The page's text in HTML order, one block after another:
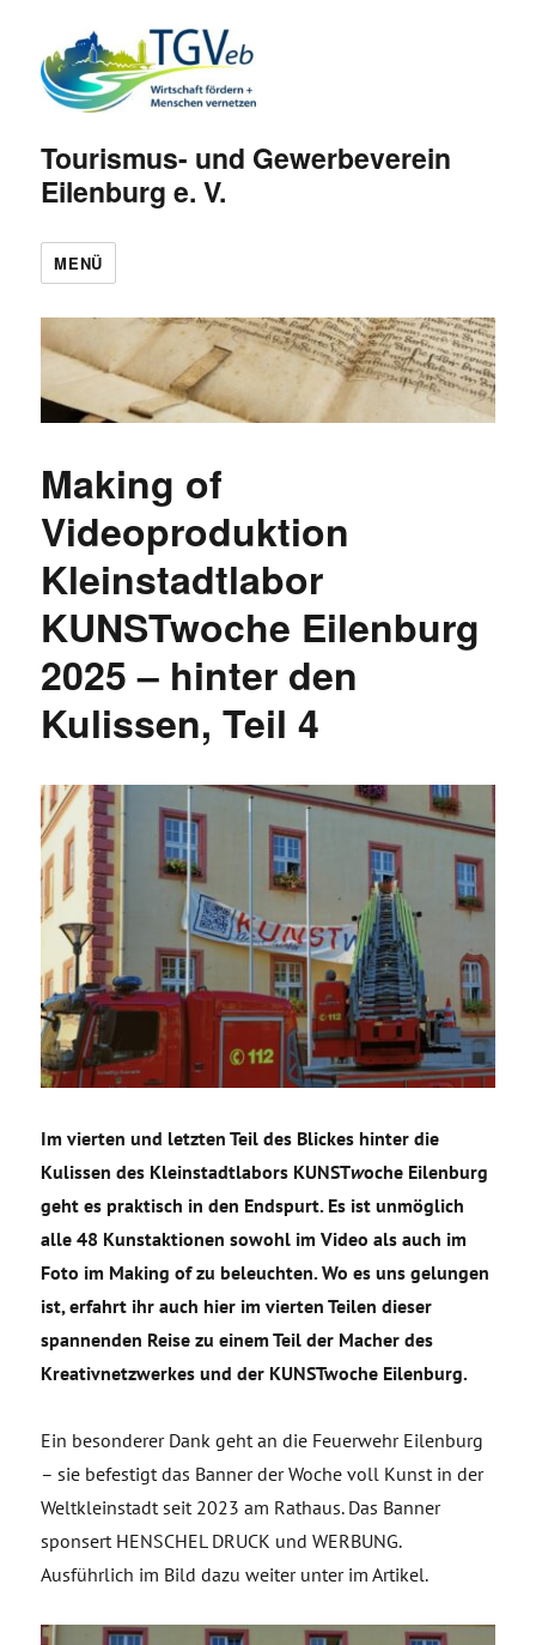
Tourismus- und Gewerbeverein
Eilenburg e. V.
MENÜ
Making of
Videoproduktion
Kleinstadtlabor
KUNSTwoche Eilenburg
2025 – hinter den
Kulissen, Teil 4
Im vierten und letzten Teil des Blickes hinter die
Kulissen des Kleinstadtlabors KUNSTwoche Eilenburg
geht es praktisch in den Endspurt. Es ist unmöglich
alle 48 Kunstaktionen sowohl im Video als auch im
Foto im Making of zu beleuchten. Wo es uns gelungen
ist, erfahrt ihr auch hier im vierten Teilen dieser
spannenden Reise zu einem Teil der Macher des
Kreativnetzwerkes und der KUNSTwoche Eilenburg.
Ein besonderer Dank geht an die Feuerwehr Eilenburg
– sie befestigt das Banner der Woche voll Kunst in der
Weltkleinstadt seit 2023 am Rathaus. Das Banner
sponsert HENSCHEL DRUCK und WERBUNG.
Ausführlich im Bild dazu weiter unter im Artikel.